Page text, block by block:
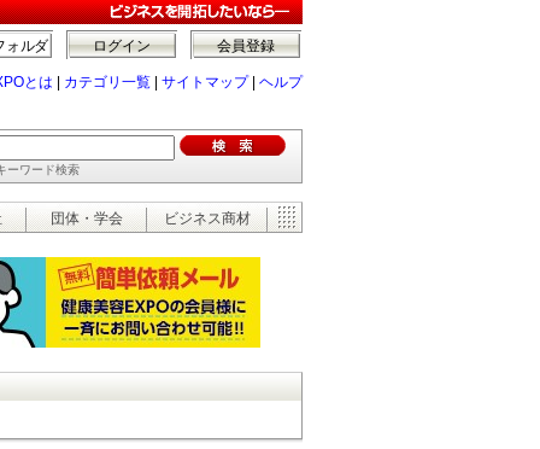
会員登録
ログイン
ォルダ
とは カテゴリ一覧 サイトマップ| ヘルプ
ーワード検索
団体・学会 ビジネス商材